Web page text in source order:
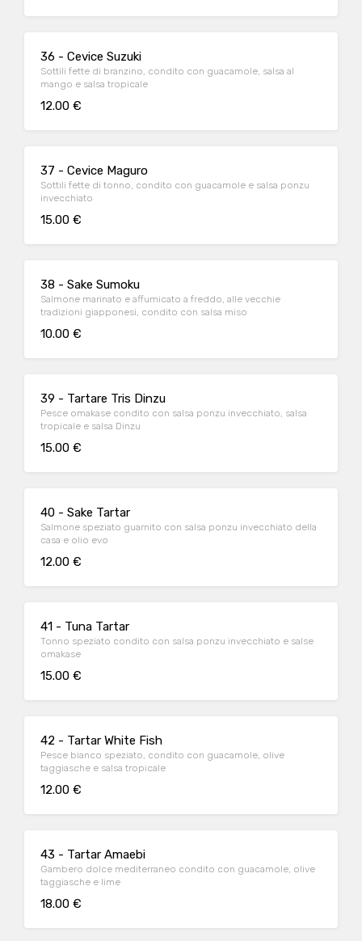
36 - Cevice Suzuki
Sottili fette di branzino, condito con guacamole, salsa al
mango e salsa tropicale
12.00 €
37 - Cevice Maguro
Sottili fette di tonno, condito con guacamole e salsa ponzu
invecchiato
15.00 €
38 - Sake Sumoku
Salmone marinato e affumicato a freddo, alle vecchie
tradizioni giapponesi, condito con salsa miso
10.00 €
39 - Tartare Tris Dinzu
Pesce omakase condito con salsa ponzu invecchiato, salsa
tropicale e salsa Dinzu
15.00 €
40 - Sake Tartar
Salmone speziato guarnito con salsa ponzu invecchiato della
casa e olio evo
12.00 €
41 - Tuna Tartar
Tonno speziato condito con salsa ponzu invecchiato e salse
omakase
15.00 €
42 - Tartar White Fish
Pesce bianco speziato, condito con guacamole, olive
taggiasche e salsa tropicale
12.00 €
43 - Tartar Amaebi
Gambero dolce mediterraneo condito con guacamole, olive
taggiasche e lime
18.00 €